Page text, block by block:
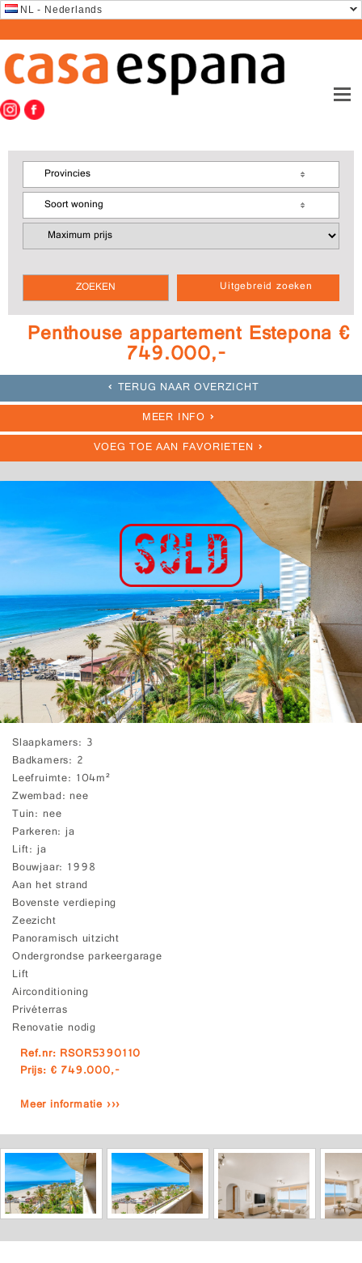
NL - Nederlands
Uitgebreid zoeken
Provincies
Soort woning
Penthouse appartement Estepona €
749.000,-
TERUG NAAR OVERZICHT
MEER INFO
VOEG TOE AAN FAVORIETEN
Slaapkamers 3
Badkamers 2
Leefruimte 104m²
Zwembad nee
Tuin nee
Parkeren ja
Lift ja
Bouwjaar 1998
Aan het strand
Bovenste verdieping
Zeezicht
Panoramisch uitzicht
Ondergrondse parkeergarage
Lift
Airconditioning
Privéterras
Renovatie nodig
Ref.nr: RSOR5390110
Prijs: € 749.000,-
Meer informatie ›››